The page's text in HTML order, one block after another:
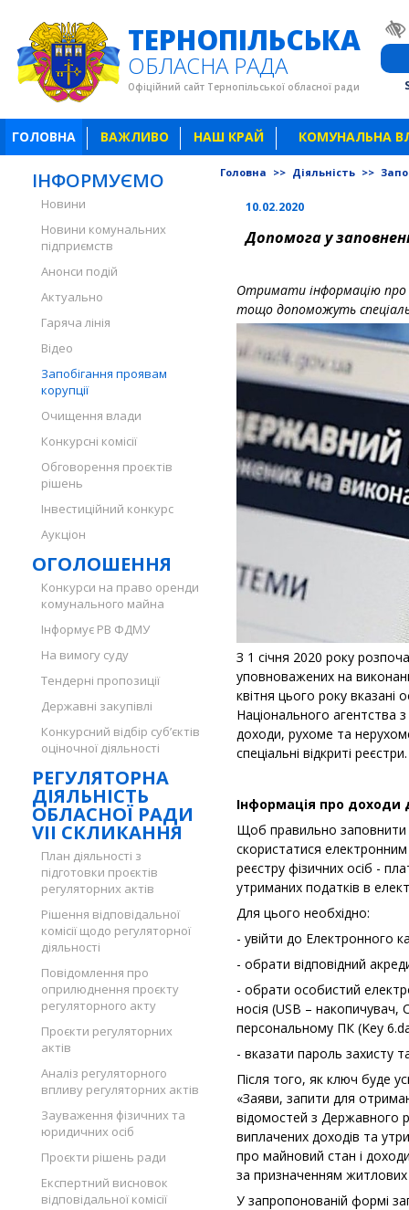
ТЕРНОПІЛЬСЬКА
ОБЛАСНА РАДА
Офіційний сайт Тернопільської обласної ради
ГОЛОВНА ВАЖЛИВО НАШ КРАЙ КОМУНАЛЬНА
ІНФОРМУЄМО
Новини
Новини комунальних
підприємств
Анонси подій
Актуально
Гаряча лінія
Відео
Запобігання проявам
корупції
Очищення влади
Конкурсні комісії
Обговорення проєктів
рішень
Інвестиційний конкурс
Аукціон
ОГОЛОШЕННЯ
Конкурси на право оренди
комунального майна
Інформує РВ ФДМУ
На вимогу суду
Тендерні пропозиції
Державні закупівлі
Конкурсний відбір суб’єктів
оціночної діяльності
РЕГУЛЯТОРНА
ДІЯЛЬНІСТЬ
ОБЛАСНОЇ РАДИ
VII СКЛИКАННЯ
План діяльності з
підготовки проєктів
регуляторних актів
Рішення відповідальної
комісії щодо регуляторної
діяльності
Повідомлення про
оприлюднення проєкту
регуляторного акту
Проєкти регуляторних
актів
Аналіз регуляторного
впливу регуляторних актів
Зауваження фізичних та
юридичних осіб
Проєкти рішень ради
Експертний висновок
відповідальної комісії
Головна >> Діяльність >>
10.02.2020
Допомога у
Отримати інформацію про
тощо допоможуть
З 1 січня 2020 року
уповноважених на
квітня цього року вказані
Національного агентства
доходи, рухоме та
спеціальні відкриті
Інформація про доходи
Щоб правильно заповнити
скористатися
реєстру фізичних осіб -
утриманих податків в
Для цього необхідно:
- увійти до Електронного
- обрати відповідний
- обрати особистий
носія (USB – накопичувач,
персональному ПК (Key
- вказати пароль захисту
Після того, як ключ буде
«Заяви, запити для
відомостей з Державного
виплачених доходів та
про майновий стан і
за призначенням житлових
У запропонованій формі